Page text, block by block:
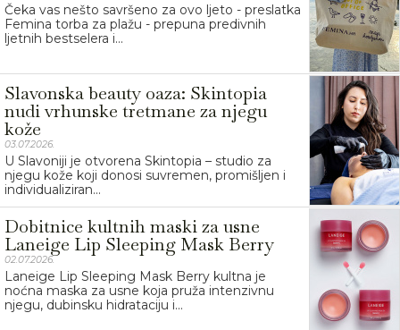
Čeka vas nešto savršeno za ovo ljeto - preslatka
Femina torba za plažu - prepuna predivnih
ljetnih bestselera i...
Slavonska beauty oaza: Skintopia
nudi vrhunske tretmane za njegu
kože
03.07.2026.
U Slavoniji je otvorena Skintopia – studio za
njegu kože koji donosi suvremen, promišljen i
individualiziran...
Dobitnice kultnih maski za usne
Laneige Lip Sleeping Mask Berry
02.07.2026.
Laneige Lip Sleeping Mask Berry kultna je
noćna maska za usne koja pruža intenzivnu
njegu, dubinsku hidrataciju i...